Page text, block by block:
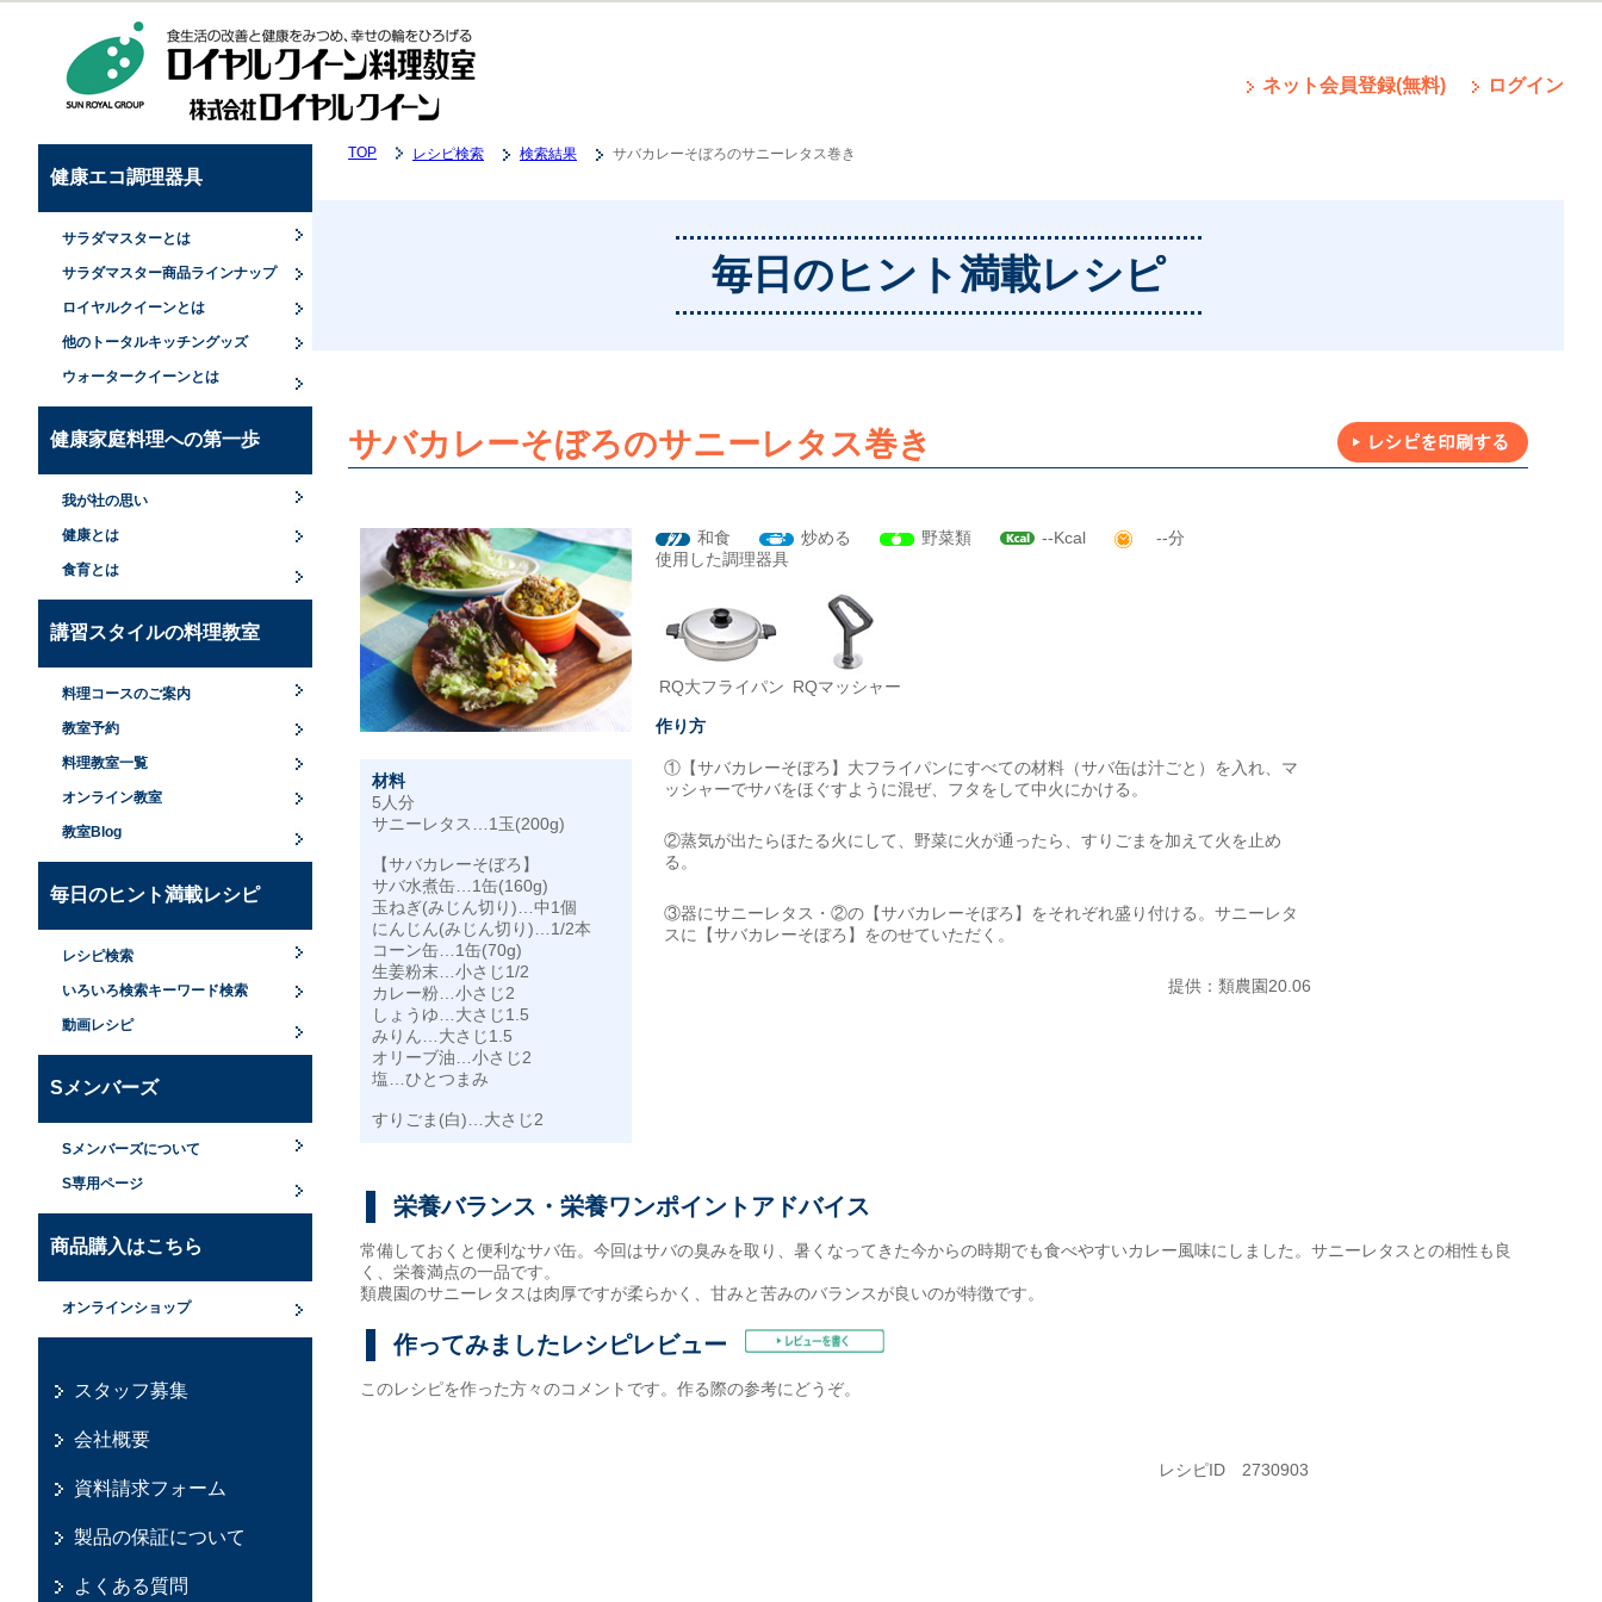
ログイン
ネット会員登録(無料)
健康エコ調理器具
サラダマスターとは
サラダマスター商品ラインナップ
ロイヤルクイーンとは
他のトータルキッチングッズ
ウォータークイーンとは
健康家庭料理への第一歩
我が社の思い
健康とは
食育とは
講習スタイルの料理教室
料理コースのご案内
教室予約
料理教室一覧
オンライン教室
教室Blog
毎日のヒント満載レシピ
レシピ検索
いろいろ検索キーワード検索
動画レシピ
Sメンバーズ
Sメンバーズについて
S専用ページ
商品購入はこちら
オンラインショップ
スタッフ募集
会社概要
資料請求フォーム
製品の保証について
よくある質問
TOP レシピ検索 検索結果 サバカレーそぼろのサニーレタス巻き
毎日のヒント満載レシピ
サバカレーそぼろのサニーレタス巻き
材料
5人分
サニーレタス…1玉(200g)
【サバカレーそぼろ】
サバ水煮缶…1缶(160g)
玉ねぎ(みじん切り)…中1個
にんじん(みじん切り)…1/2本
コーン缶…1缶(70g)
生姜粉末…小さじ1/2
カレー粉…小さじ2
しょうゆ…大さじ1.5
みりん…大さじ1.5
オリーブ油…小さじ2
塩…ひとつまみ
すりごま(白)…大さじ2
和食 炒める 野菜類 --Kcal
--分
使用した調理器具
RQ大フライパン RQマッシャー
作り方
①【サバカレーそぼろ】大フライパンにすべての材料（サバ缶は汁ごと）を入れ、マ
ッシャーでサバをほぐすように混ぜ、フタをして中火にかける。
②蒸気が出たらほたる火にして、野菜に火が通ったら、すりごまを加えて火を止め
る。
③器にサニーレタス・②の【サバカレーそぼろ】をそれぞれ盛り付ける。サニーレタ
スに【サバカレーそぼろ】をのせていただく。
提供：類農園20.06
栄養バランス・栄養ワンポイントアドバイス
常備しておくと便利なサバ缶。今回はサバの臭みを取り、暑くなってきた今からの時期でも食べやすいカレー風味にしました。サニーレタスとの相性も良
く、栄養満点の一品です。
類農園のサニーレタスは肉厚ですが柔らかく、甘みと苦みのバランスが良いのが特徴です。
作ってみましたレシピレビュー
このレシピを作った方々のコメントです。作る際の参考にどうぞ。
レシピID 2730903